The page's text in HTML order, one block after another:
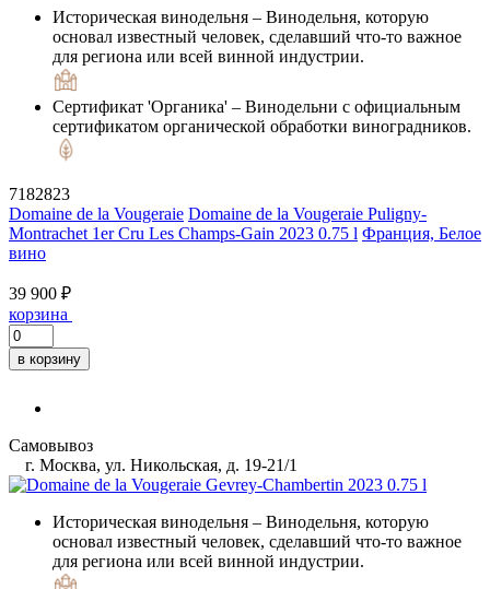
Историческая винодельня – Винодельня, которую
основал известный человек, сделавший что-то важное
для региона или всей винной индустрии.
Сертификат 'Органика' – Винодельни с официальным
сертификатом органической обработки виноградников.
7182823
Domaine de la Vougeraie Domaine de la Vougeraie Puligny-
Montrachet 1er Cru Les Champs-Gain 2023 0.75 l Франция, Белое
вино
39 900 ₽
корзина
в корзину
Самовывоз
г. Москва, ул. Никольская, д. 19-21/1
Историческая винодельня – Винодельня, которую
основал известный человек, сделавший что-то важное
для региона или всей винной индустрии.